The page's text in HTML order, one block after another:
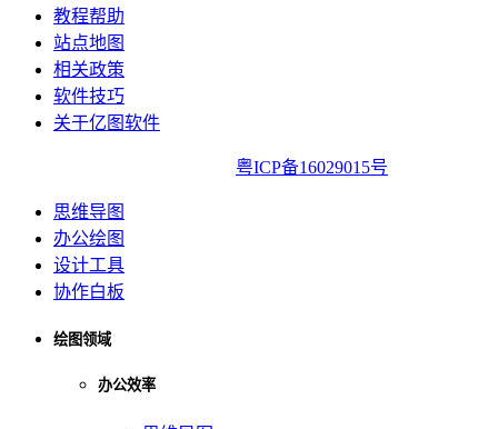
教程帮助
站点地图
相关政策
软件技巧
关于亿图软件
粤ICP备16029015号
思维导图
办公绘图
设计工具
协作白板
绘图领域
办公效率